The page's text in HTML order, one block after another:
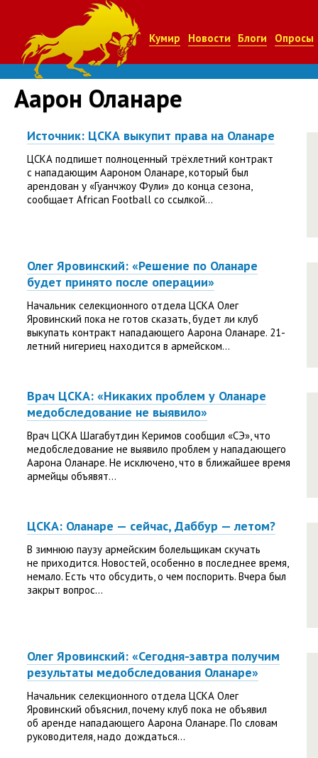
Кумир Новости Блоги Опросы
Аарон Оланаре
Источник: ЦСКА выкупит права на Оланаре
ЦСКА подпишет полноценный трёхлетний контракт
с нападающим Аароном Оланаре, который был
арендован у «Гуанчжоу Фули» до конца сезона,
сообщает African Football со ссылкой...
Олег Яровинский: «Решение по Оланаре
будет принято после операции»
Начальник селекционного отдела ЦСКА Олег
Яровинский пока не готов сказать, будет ли клуб
выкупать контракт нападающего Аарона Оланаре. 21-
летний нигериец находится в армейском...
Врач ЦСКА: «Никаких проблем у Оланаре
медобследование не выявило»
Врач ЦСКА Шагабутдин Керимов сообщил «СЭ», что
медобследование не выявило проблем у нападающего
Аарона Оланаре. Не исключено, что в ближайшее время
армейцы объявят...
ЦСКА: Оланаре — сейчас, Даббур — летом?
В зимнюю паузу армейским болельщикам скучать
не приходится. Новостей, особенно в последнее время,
немало. Есть что обсудить, о чем поспорить. Вчера был
закрыт вопрос...
Олег Яровинский: «Сегодня-завтра получим
результаты медобследования Оланаре»
Начальник селекционного отдела ЦСКА Олег
Яровинский объяснил, почему клуб пока не объявил
об аренде нападающего Аарона Оланаре. По словам
руководителя, надо дождаться...